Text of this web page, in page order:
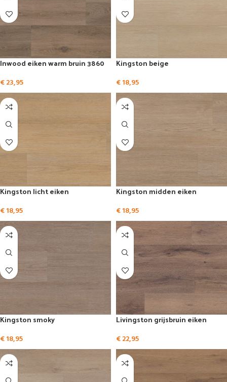
Inwood eiken warm bruin 3860
€23,95
Kingston beige
€18,95
Kingston licht eiken
€18,95
Kingston midden eiken
€18,95
Kingston smoky
€18,95
Livingston grijsbruin eiken
€22,95